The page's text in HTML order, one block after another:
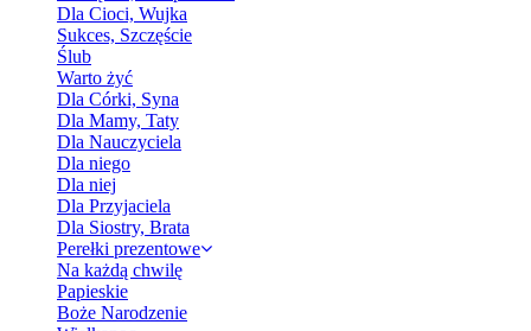
Dla Cioci, Wujka
Sukces, Szczęście
Ślub
Warto żyć
Dla Córki, Syna
Dla Mamy, Taty
Dla Nauczyciela
Dla niego
Dla niej
Dla Przyjaciela
Dla Siostry, Brata
Perełki prezentowe
Na każdą chwilę
Papieskie
Boże Narodzenie